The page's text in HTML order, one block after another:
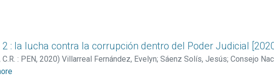
: la lucha contra la corrupción dentro del Poder Judicial
: PEN, 2020) Villarreal Fernández, Evelyn; Sáenz Solís, Jesús; Consejo
Estado de la Nación